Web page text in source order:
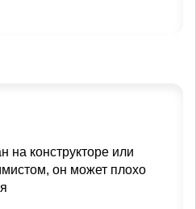
на конструкторе или
он может плохо